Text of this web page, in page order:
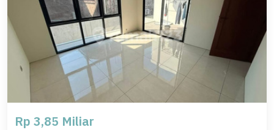
Rp 3,85 Miliar